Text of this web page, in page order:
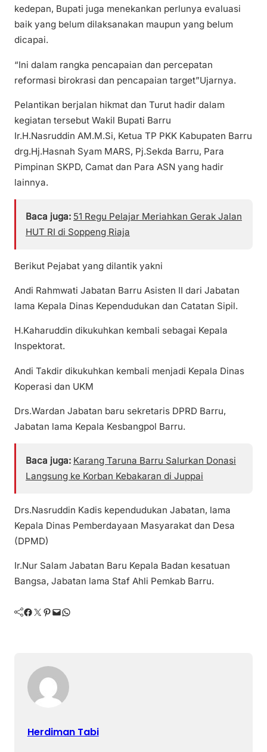
kedepan, Bupati juga menekankan perlunya evaluasi
baik yang belum dilaksanakan maupun yang belum
dicapai.
“Ini dalam rangka pencapaian dan percepatan
reformasi birokrasi dan pencapaian target”Ujarnya.
Pelantikan berjalan hikmat dan Turut hadir dalam
kegiatan tersebut Wakil Bupati Barru
Ir.H.Nasruddin AM.M.Si, Ketua TP PKK Kabupaten Barru
drg.Hj.Hasnah Syam MARS, Pj.Sekda Barru, Para
Pimpinan SKPD, Camat dan Para ASN yang hadir
lainnya.
Baca juga: 51 Regu Pelajar Meriahkan Gerak Jalan
HUT RI di Soppeng Riaja
Berikut Pejabat yang dilantik yakni
Andi Rahmwati Jabatan Barru Asisten II dari Jabatan
lama Kepala Dinas Kependudukan dan Catatan Sipil.
H.Kaharuddin dikukuhkan kembali sebagai Kepala
Inspektorat.
Andi Takdir dikukuhkan kembali menjadi Kepala Dinas
Koperasi dan UKM
Drs.Wardan Jabatan baru sekretaris DPRD Barru,
Jabatan lama Kepala Kesbangpol Barru.
Baca juga: Karang Taruna Barru Salurkan Donasi
Langsung ke Korban Kebakaran di Juppai
Drs.Nasruddin Kadis kependudukan Jabatan, lama
Kepala Dinas Pemberdayaan Masyarakat dan Desa
(DPMD)
Ir.Nur Salam Jabatan Baru Kepala Badan kesatuan
Bangsa, Jabatan lama Staf Ahli Pemkab Barru.
Facebook Twitter Pinterest Mail WhatsApp
Herdiman Tabi